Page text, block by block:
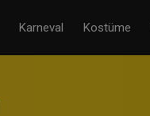
Karneval Kostüme